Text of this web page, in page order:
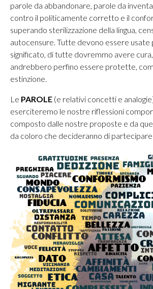
parole da abbandonare, parole da
contro il politicamente corretto e il
superando sterilizzazione della lingua,
autocensure. Tutte devono essere usate
significato, di tutte dovremmo avere
andrebbero perfino essere protette,
estinzione.
Le PAROLE (e relativi concetti e
eserciteremo le nostre riflessioni
composto dalle nostre proposte e da
da coloro che decideranno di